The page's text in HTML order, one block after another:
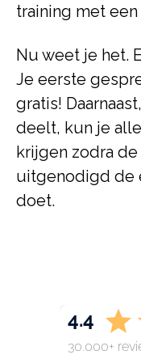
training met
Nu weet je het.
Je eerste
gratis!
deelt, kun je
krijgen zodra
uitgenodigd de
doet.
4.4
30.000+